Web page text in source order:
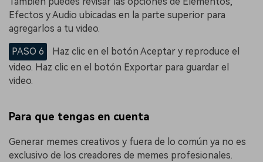
Efectos y Audio ubicadas en la parte superior para
agregarlos a tu video.
PASO 6
Haz clic en el botón Aceptar y reproduce el
video. Haz clic en el botón Exportar para guardar el
video.
Para que tengas en cuenta
Generar memes creativos y fuera de lo común ya no es
exclusivo de los creadores de memes profesionales.